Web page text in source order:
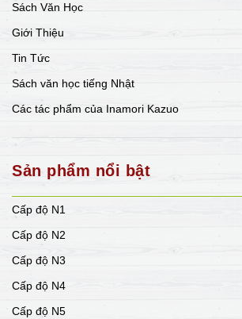
Sách Văn Học
Giới Thiệu
Tin Tức
Sách văn học tiếng Nhật
Các tác phẩm của Inamori Kazuo
Sản phẩm nổi bật
Cấp độ N1
Cấp độ N2
Cấp độ N3
Cấp độ N4
Cấp độ N5